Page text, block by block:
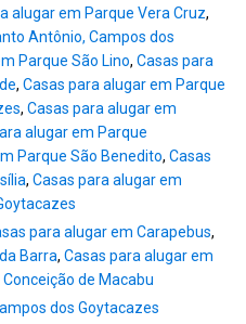
alugar em Parque Vera Cruz,
Antônio, Campos dos
Parque São Lino, Casas para
, Casas para alugar em Parque
, Casas para alugar em
alugar em Parque
Parque São Benedito, Casas
, Casas para alugar em
para alugar em Carapebus,
Barra, Casas para alugar em
de Macabu
dos Goytacazes